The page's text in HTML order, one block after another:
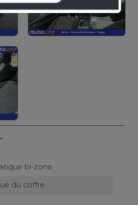
bi-zone
du coffre